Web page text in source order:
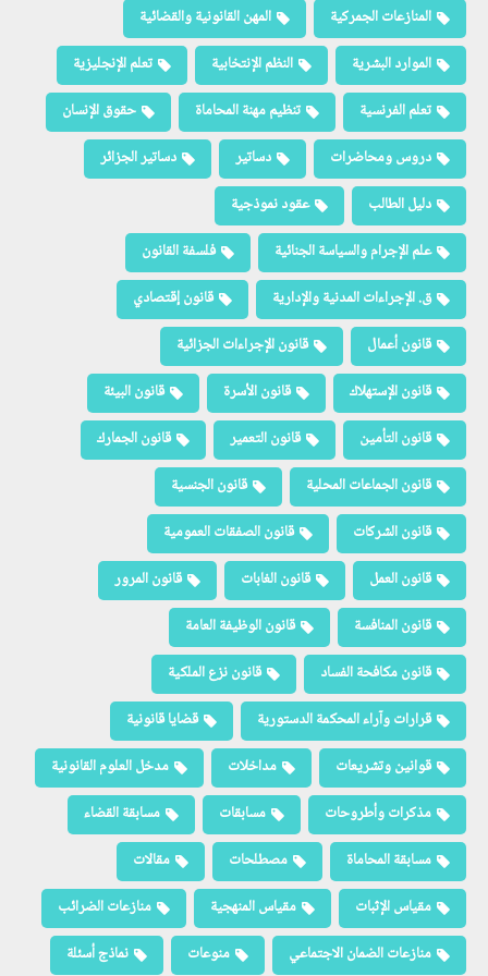
المنازعات الجمركية
المهن القانونية والقضائية
الموارد البشرية
النظم الإنتخابية
تعلم الإنجليزية
تعلم الفرنسية
تنظيم مهنة المحاماة
حقوق الإنسان
دروس ومحاضرات
دساتير
دساتير الجزائر
دليل الطالب
عقود نموذجية
علم الإجرام والسياسة الجنائية
فلسفة القانون
ق. الإجراءات المدنية والإدارية
قانون إقتصادي
قانون أعمال
قانون الإجراءات الجزائية
قانون الإستهلاك
قانون الأسرة
قانون البيئة
قانون التأمين
قانون التعمير
قانون الجمارك
قانون الجماعات المحلية
قانون الجنسية
قانون الشركات
قانون الصفقات العمومية
قانون العمل
قانون الغابات
قانون المرور
قانون المنافسة
قانون الوظيفة العامة
قانون مكافحة الفساد
قانون نزع الملكية
قرارات وآراء المحكمة الدستورية
قضايا قانونية
قوانين وتشريعات
مداخلات
مدخل العلوم القانونية
مذكرات وأطروحات
مسابقات
مسابقة القضاء
مسابقة المحاماة
مصطلحات
مقالات
مقياس الإثبات
مقياس المنهجية
منازعات الضرائب
منازعات الضمان الاجتماعي
منوعات
نماذج أسئلة